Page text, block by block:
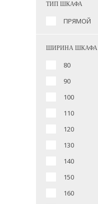
ТИП ШКАФА
ПРЯМОЙ
ШИРИНА ШКАФА
80
90
100
110
120
130
140
150
160